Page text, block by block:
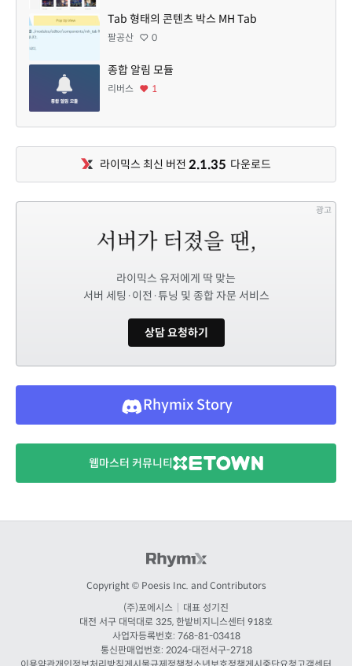
Tab 형태의 콘텐츠 박스 MH Tab
팔공산 0
종합 알림 모듈
리버스 1
라이믹스 최신 버전 2.1.35 다운로드
광고
라이믹스 유저에게 딱 맞는
서버 세팅·이전·튜닝 및 종합 자문 서비스
상담 요청하기
Rhymix Story
웹마스터 커뮤니티
Copyright © Poesis Inc. and Contributors
(주)포에시스
대표 성기진
대전 서구 대덕대로 325, 한밭비지니스센터 918호
사업자등록번호: 768-81-03418
통신판매업번호: 2024-대전서구-2718